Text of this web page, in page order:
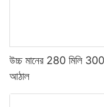
উচ্চ মানের 280 মিলি 300
আঠাল